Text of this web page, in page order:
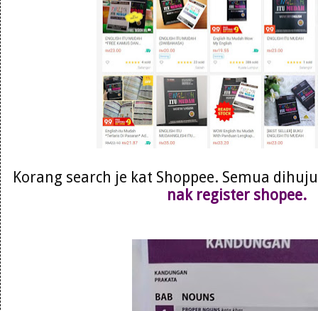
Korang search je kat Shoppee. Semua
nak register shopee.